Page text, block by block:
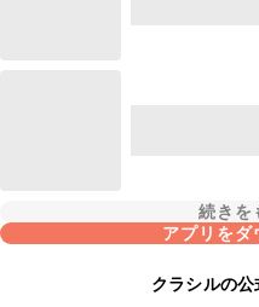
続きを
アプリをダ
クラシルの